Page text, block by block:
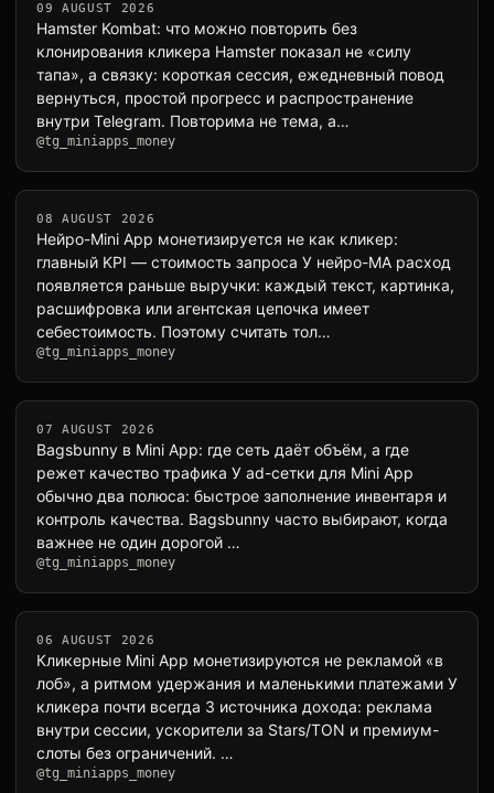
09 AUGUST 2026
Hamster Kombat: что можно повторить без
клонирования кликера Hamster показал не «силу
тапа», а связку: короткая сессия, ежедневный повод
вернуться, простой прогресс и распространение
внутри Telegram. Повторима не тема, а…
@tg_miniapps_money
08 AUGUST 2026
Нейро-Mini App монетизируется не как кликер:
главный KPI — стоимость запроса У нейро-MA расход
появляется раньше выручки: каждый текст, картинка,
расшифровка или агентская цепочка имеет
себестоимость. Поэтому считать тол…
@tg_miniapps_money
07 AUGUST 2026
Bagsbunny в Mini App: где сеть даёт объём, а где
режет качество трафика У ad-сетки для Mini App
обычно два полюса: быстрое заполнение инвентаря и
контроль качества. Bagsbunny часто выбирают, когда
важнее не один дорогой …
@tg_miniapps_money
06 AUGUST 2026
Кликерные Mini App монетизируются не рекламой «в
лоб», а ритмом удержания и маленькими платежами У
кликера почти всегда 3 источника дохода: реклама
внутри сессии, ускорители за Stars/TON и премиум-
слоты без ограничений. …
@tg_miniapps_money